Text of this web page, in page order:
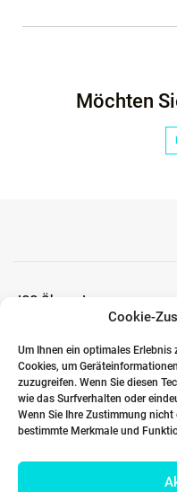
Cookie-
Um Ihnen ein optimales Erlebnis
Cookies, um
zuzugreifen. Wenn Sie diesen
wie das Surfverhalten oder
Wenn Sie Ihre Zustimmung
bestimmte Merkmale und
Möchten
ICG Ökosystem
Globale Partner